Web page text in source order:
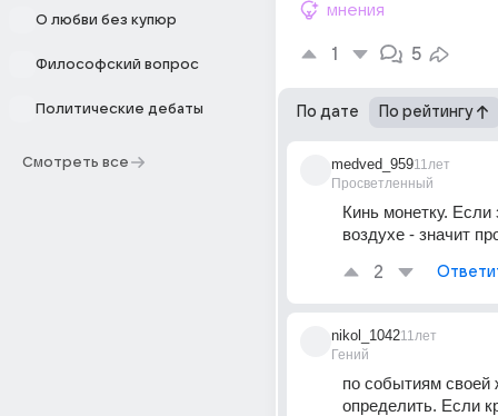
О любви без купюр
Философский вопрос
Политические дебаты
Смотреть все
мнения
1 5
По дате По рейтингу
medved_959
Просветленный
11лет
Кинь монетку. Если
воздухе - значит
2
nikol_1042
Гений
11лет
по событиям своей
определить. Если